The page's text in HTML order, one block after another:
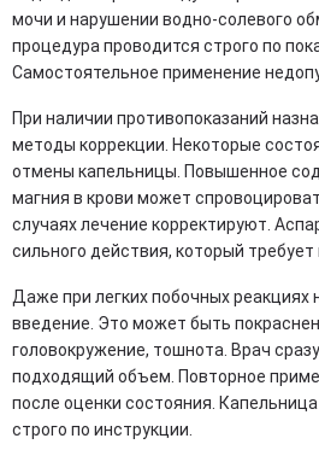
мочи и нарушении водно-солевого
процедура проводится строго по
Самостоятельное применение
При наличии противопоказаний
методы коррекции. Некоторые
отмены капельницы. Повышенное
магния в крови может
случаях лечение корректируют.
сильного действия, который
Даже при легких побочных реакциях
введение. Это может быть
головокружение, тошнота. Врач
подходящий объем. Повторное
после оценки состояния.
строго по инструкции.